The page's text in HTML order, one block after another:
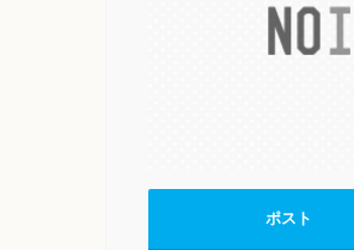
ポスト